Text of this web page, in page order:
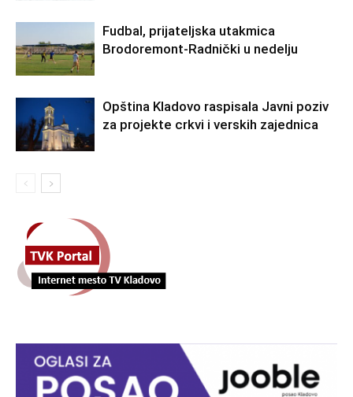
Fudbal, prijateljska utakmica
Brodoremont-Radnički u nedelju
Opština Kladovo raspisala Javni poziv
za projekte crkvi i verskih zajednica